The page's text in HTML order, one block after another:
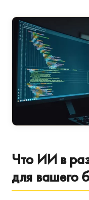
Что ИИ в
для вашего